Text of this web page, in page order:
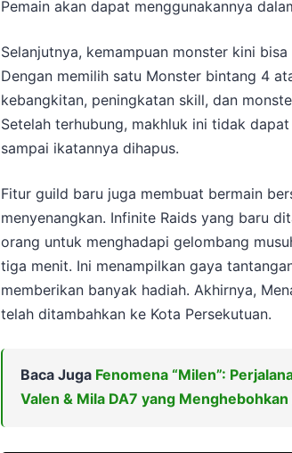
Pemain akan dapat menggunakannya
Selanjutnya, kemampuan monster kini
Dengan memilih satu Monster bintang 4
kebangkitan, peningkatan skill, dan
Setelah terhubung, makhluk ini tidak
sampai ikatannya dihapus.
Fitur guild baru juga membuat bermain
menyenangkan. Infinite Raids yang baru
orang untuk menghadapi gelombang
tiga menit. Ini menampilkan gaya
memberikan banyak hadiah. Akhirnya,
telah ditambahkan ke Kota Persekutuan.
Baca Juga Fenomena “Milen”:
Valen & Mila DA7 yang Menghebohkan